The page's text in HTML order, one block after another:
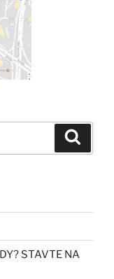
STAVTE NA